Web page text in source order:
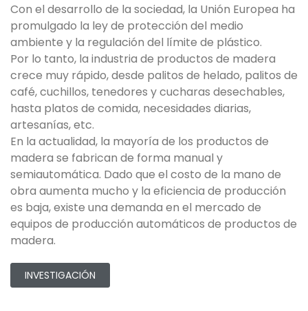
Con el desarrollo de la sociedad, la Unión Europea ha
promulgado la ley de protección del medio
ambiente y la regulación del límite de plástico.
Por lo tanto, la industria de productos de madera
crece muy rápido, desde palitos de helado, palitos de
café, cuchillos, tenedores y cucharas desechables,
hasta platos de comida, necesidades diarias,
artesanías, etc.
En la actualidad, la mayoría de los productos de
madera se fabrican de forma manual y
semiautomática. Dado que el costo de la mano de
obra aumenta mucho y la eficiencia de producción
es baja, existe una demanda en el mercado de
equipos de producción automáticos de productos de
madera.
INVESTIGACIÓN